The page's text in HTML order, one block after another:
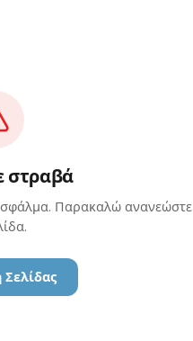
στραβά
Παρακαλώ ανανεώστε